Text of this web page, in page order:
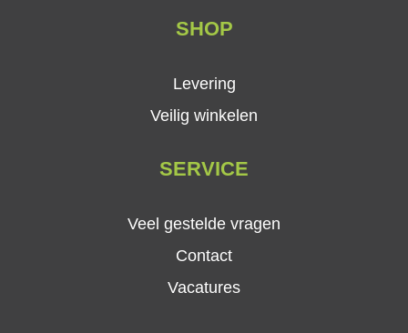
SHOP
Levering
Veilig winkelen
SERVICE
Veel gestelde vragen
Contact
Vacatures